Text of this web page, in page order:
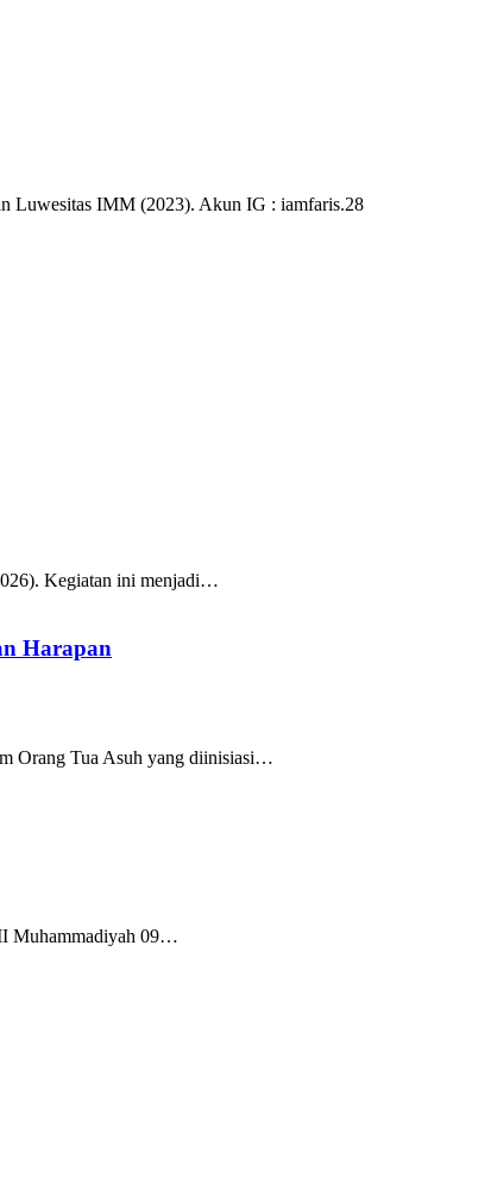
Luwesitas IMM (2023). Akun IG : iamfaris.28
Kegiatan ini menjadi…
Harapan
Orang Tua Asuh yang diinisiasi…
Muhammadiyah 09…